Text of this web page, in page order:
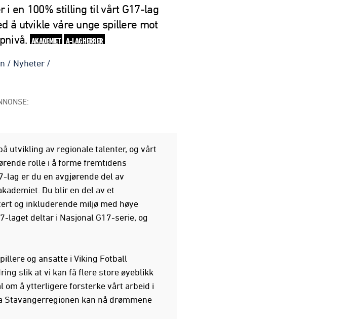
i en 100% stilling til vårt G17-lag
å utvikle våre unge spillere mot
AKADEMIET A-LAG HERRER
/ Nyheter /
utvikling av regionale talenter, og vårt
rolle i å forme fremtidens
lag er du en avgjørende del av
Du blir en del av et
og inkluderende miljø med høye
laget deltar i Nasjonal G17-serie, og
og ansatte i Viking Fotball
slik at vi kan få flere store øyeblikk
om å ytterligere forsterke vårt arbeid i
kan nå drømmene